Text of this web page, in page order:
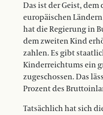
Das ist der Geist,
europäischen
hat die Regierung in
dem zweiten Kind
zahlen. Es gibt
Kinderreichtums ein
zugeschossen. Das
Prozent des
Tatsächlich hat sich